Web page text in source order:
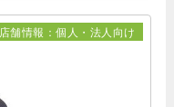
店舗情報：個人・法人向け